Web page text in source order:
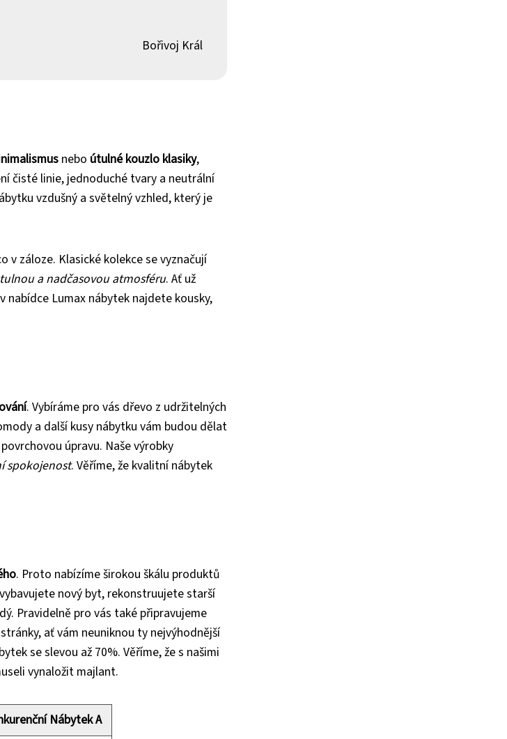
Bořivoj Král
nebo útulné kouzlo klasiky,
čisté linie, jednoduché tvary a neutrální
vzdušný a světelný vzhled, který je
v záloze. Klasické kolekce se vyznačují
a nadčasovou atmosféru. Ať už
Lumax nábytek najdete kousky,
. Vybíráme pro vás dřevo z udržitelných
a další kusy nábytku vám budou dělat
úpravu. Naše výrobky
spokojenost. Věříme, že kvalitní nábytek
. Proto nabízíme širokou škálu produktů
nový byt, rekonstruujete starší
Pravidelně pro vás také připravujeme
ať vám neuniknou ty nejvýhodnější
se slevou až 70%. Věříme, že s našimi
vynaložit majlant.
Nábytek A